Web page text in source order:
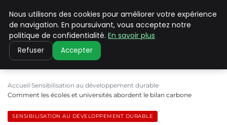
CLIMATE C ADVANCED
Accueil Sensibilisation au développement durable
Comment les écoles et universités abordent le bilan carbone
SENSIBILISATION AU DÉVELOPPEMENT DURABLE
Nous utilisons des cookies pour améliorer votre expérience
de navigation. En poursuivant, vous acceptez notre
politique de confidentialité. En savoir plus
Refuser Accepter